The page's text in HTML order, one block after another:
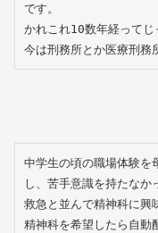
です。
かれこれ10数年経ってじ
今は刑務所とか医療刑務
中学生の頃の職場体験を
し、苦手意識を持たな
救急と並んで精神科に興
精神科を希望したら自動